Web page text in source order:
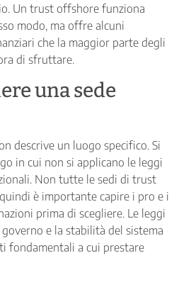
Un trust offshore funziona
modo, ma offre alcuni
che la maggior parte degli
di sfruttare.
una sede
descrive un luogo specifico. Si
in cui non si applicano le leggi
Non tutte le sedi di trust
è importante capire i pro e i
prima di scegliere. Le leggi
e la stabilità del sistema
fondamentali a cui prestare